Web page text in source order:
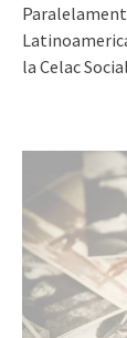
la Celac